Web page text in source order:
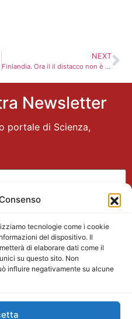
tecnologie come i cookie
del dispositivo. Il
di elaborare dati come il
su questo sito. Non
influire negativamente su alcune
NEXT
Finlandia. Ora il il distacco non è più incolmabile tra Centrodestra e Verdi
Newsletter
portale di Scienza,